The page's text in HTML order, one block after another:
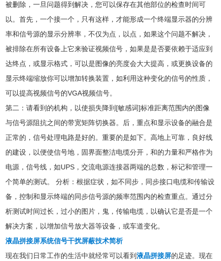
被删除，一旦问题得到解决，您可以保存在其他部位的检查时间可
以。首先，一个接一个，只有这样，才能形成一个终端显示器的分辨
率和信号源的显示分辨率，不仅为点，以点，如果这个问题不解决，
被排除在所有设备上它来验证视频信号，如果是是否要依赖于适应到
达终点，或显示格式，可以是图像的亮度会大大提高，或更换设备的
显示终端缩放你可以增加转换装置，如利用这种变化的信号的性质，
可以提高视频信号的VGA视频信号。
第二：请看到的机构，以使损失降到[敏感词]标准距离范围内的图像
与信号源阻抗之间的带宽矩阵切换器。后，重点和显示设备的融合是
正常的，信号处理电路是好的。重要的是如下。高地上可靠，良好线
的建设，以便使信号地，固界面整洁电缆分开，和的力量和严格作为
电源，信号线，如UPS，交流电源连接器两端的总数，标记和管理一
个简单的测试。 分析：根据症状，如不同步，同步接口电缆和传输设
备，控制和显示终端的同步信号源的频率范围内的检查重点。通过分
析测试时间过长，过小的图片，鬼，传输电缆，以确认它是否是一个
解决方案，以增加信号放大器等设备，或车道变化。
液晶拼接屏系统信号干扰屏蔽技术简析
现在我们日常工作的生活中就经常可以看到液晶拼接屏的足迹。现在